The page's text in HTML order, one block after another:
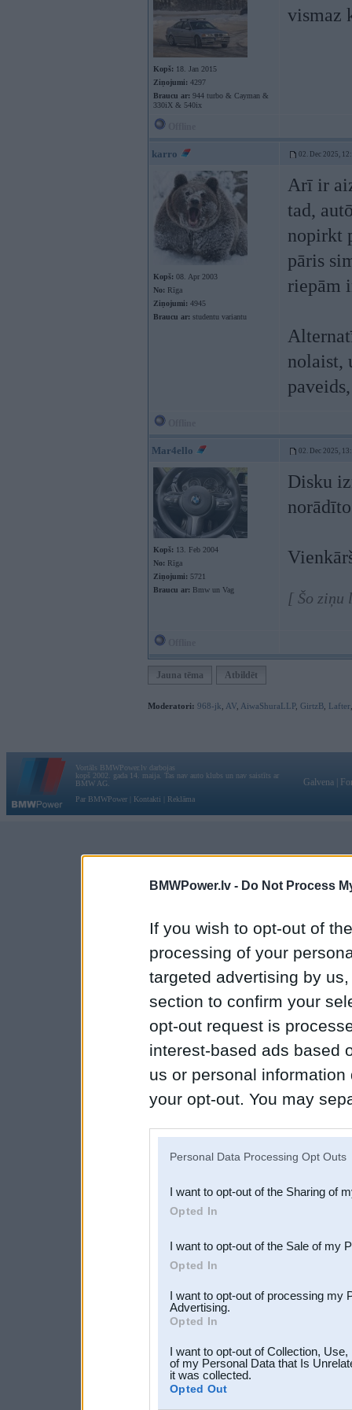
BMWPower.lv - Do Not Process
If you wish to opt-out of
processing of your
targeted advertising by
section to confirm your
opt-out request is
interest-based ads based
us or personal
your opt-out. You may
Downstream Participants
third parties.
Personal Data Processing Opt Outs
I want to opt-out of the Sharing of
Opted In
I want to opt-out of the Sale of my
Opted In
I want to opt-out of processing my
Advertising.
Opted In
I want to opt-out of Collection,
of my Personal Data that Is
it was collected.
Opted Out
Kopš: 18. Jan 2015
Ziņojumi: 4297
Braucu ar: 944 turbo & Cayman &
330iX & 540ix
vismaz
karro 02. Dec 2025,
Kopš: 08. Apr 2003
No: Rīga
Ziņojumi: 4945
Braucu ar: studentu variantu
Arī ir
tad,
nopirkt
pāris
riepām
nolaist,
Mar4ello 02. Dec 2025,
Kopš: 13. Feb 2004
No: Rīga
Ziņojumi: 5721
Braucu ar: Bmw un Vag
Disku
[ Šo ziņu
Jauna tēma Atbildēt
Moderatori: 968-jk AV AiwaShuraLLP, GirtzB Lafter
Vortāls BMWPower.lv darbojas
kopš 2002. gada 14. maija. Tas nav auto klubs un nav saistīts ar
BMW AG.
Par BMWPower
Kontakti Reklāma
Galvena